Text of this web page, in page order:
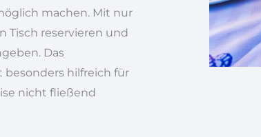
machen. Mit nur
Tisch reservieren und
Das
hilfreich für
nicht fließend